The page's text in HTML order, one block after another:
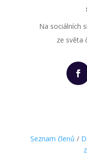
Na sociálních
ze světa
Seznam členů /